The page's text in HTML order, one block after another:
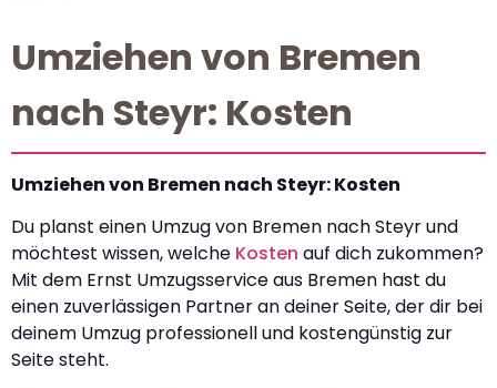
Umziehen von Bremen
nach Steyr: Kosten
Umziehen von Bremen nach Steyr: Kosten
Du planst einen Umzug von Bremen nach Steyr und
möchtest wissen, welche Kosten auf dich zukommen?
Mit dem Ernst Umzugsservice aus Bremen hast du
einen zuverlässigen Partner an deiner Seite, der dir bei
deinem Umzug professionell und kostengünstig zur
Seite steht.